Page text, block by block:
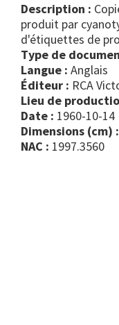
Description :
produit par
d'étiquettes de
Type de
Langue : Anglais
Éditeur : RCA
Lieu de
Date : 1960-10-14
Dimensions (cm) :
NAC : 1997.3560